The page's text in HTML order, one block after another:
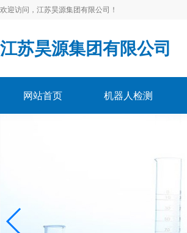
欢迎访问，江苏昊源集团有限公司！
江苏昊源集团有限公司
网站首页 机器人检测